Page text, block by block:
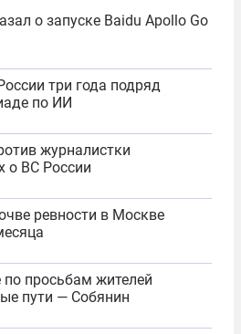
о запуске Baidu Apollo Go
три года подряд
по ИИ
журналистки
о ВС России
ревности в Москве
просьбам жителей
пути — Собянин